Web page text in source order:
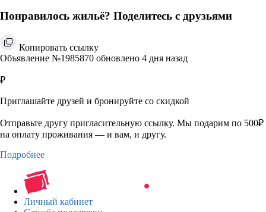
Понравилось жильё? Поделитесь с друзьями
Копировать ссылку
Объявление №1985870 обновлено 4 дня назад
₽
Приглашайте друзей и бронируйте со скидкой
Отправьте другу пригласительную ссылку. Мы подарим по 500₽
на оплату проживания — и вам, и другу.
Подробнее
Личный кабинет